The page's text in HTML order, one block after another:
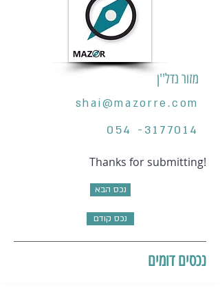
מזור נדל''ן
shai@mazorre.com
054 -3177014
Thanks for submitting!
נכס הבא
נכס קודם
נכסים דומים